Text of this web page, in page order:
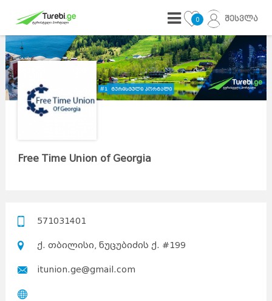
0 შესვლა
Free Time Union of Georgia
571031401
ქ. თბილისი, ნუცუბიძის ქ. #199
itunion.ge@gmail.com